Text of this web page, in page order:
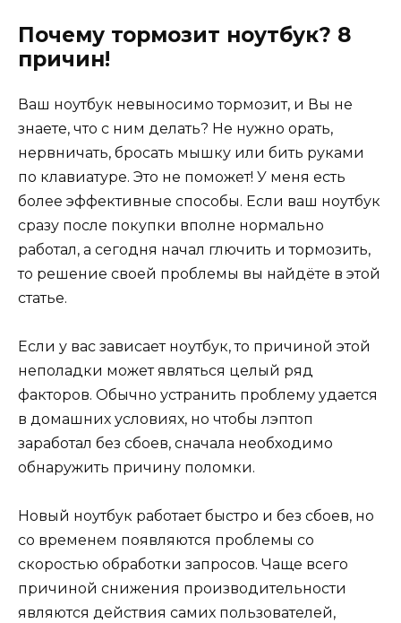
Почему тормозит ноутбук? 8
причин!
Ваш ноутбук невыносимо тормозит, и Вы не
знаете, что с ним делать? Не нужно орать,
нервничать, бросать мышку или бить руками
по клавиатуре. Это не поможет! У меня есть
более эффективные способы. Если ваш ноутбук
сразу после покупки вполне нормально
работал, а сегодня начал глючить и тормозить,
то решение своей проблемы вы найдёте в этой
статье.
Если у вас зависает ноутбук, то причиной этой
неполадки может являться целый ряд
факторов. Обычно устранить проблему удается
в домашних условиях, но чтобы лэптоп
заработал без сбоев, сначала необходимо
обнаружить причину поломки.
Новый ноутбук работает быстро и без сбоев, но
со временем появляются проблемы со
скоростью обработки запросов. Чаще всего
причиной снижения производительности
являются действия самих пользователей,